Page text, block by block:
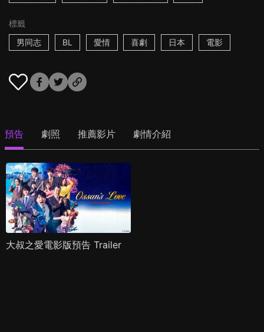
標籤
男同志
BL 愛情 喜劇 日本 電影
預告 劇照 推薦影片 劇情介紹
大叔之愛電影版預告 Trailer